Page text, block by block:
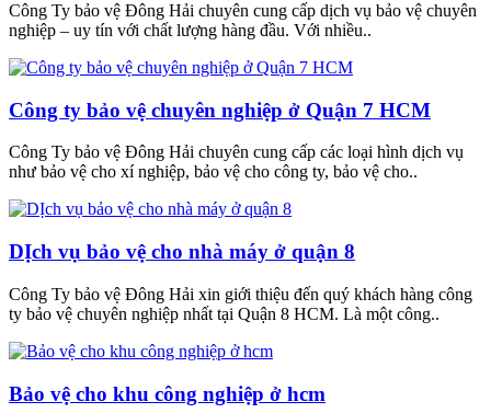
Công Ty bảo vệ Đông Hải chuyên cung cấp dịch vụ bảo vệ chuyên
nghiệp – uy tín với chất lượng hàng đầu. Với nhiều..
Công ty bảo vệ chuyên nghiệp ở Quận 7 HCM
Công Ty bảo vệ Đông Hải chuyên cung cấp các loại hình dịch vụ
như bảo vệ cho xí nghiệp, bảo vệ cho công ty, bảo vệ cho..
DỊch vụ bảo vệ cho nhà máy ở quận 8
Công Ty bảo vệ Đông Hải xin giới thiệu đến quý khách hàng công
ty bảo vệ chuyên nghiệp nhất tại Quận 8 HCM. Là một công..
Bảo vệ cho khu công nghiệp ở hcm